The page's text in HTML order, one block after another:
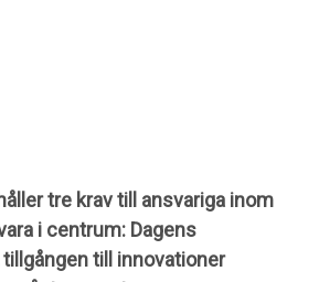
tre krav till ansvariga inom
i centrum: Dagens
till innovationer